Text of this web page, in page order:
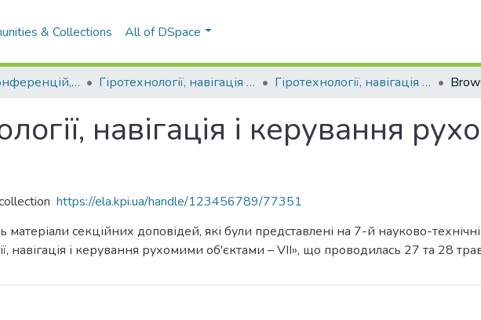
& Collections All of DSpace
Матеріали конференцій, семінарів і т.п. Гіротехнології, навігація і керування рухомими об'єктами Гіротехнології, навігація і керування рухомими об'єктами – VII
навігація і керування
https://ela.kpi.ua/handle/123456789/77351
матеріали секційних доповідей, які були представлені на 7-й науково-
навігація і керування рухомими об'єктами – VII», що проводилась 27 та 28